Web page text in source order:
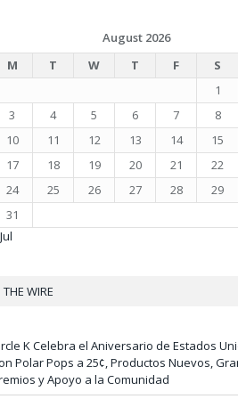
August 2026
M
T W T F S
1
3
4 5 6 7 8
10
11 12 13 14 15
17
18 19 20 21 22
24
25 26 27 28 29
31
THE WIRE
K Celebra el Aniversario de Estados
Polar Pops a 25¢, Productos Nuevos,
y Apoyo a la Comunidad